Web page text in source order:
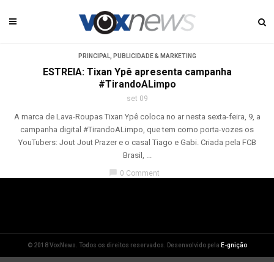
PRINCIPAL, PUBLICIDADE & MARKETING
ESTREIA: Tixan Ypê apresenta campanha
#TirandoALimpo
set 09
A marca de Lava-Roupas Tixan Ypê coloca no ar nesta sexta-feira, 9, a
campanha digital #TirandoALimpo, que tem como porta-vozes os
YouTubers: Jout Jout Prazer e o casal Tiago e Gabi. Criada pela FCB
Brasil, ...
chat_bubble 0 Comment
© 2018 VoxNews. Todos os direitos reservados. Desenvolvido pela E-gnição